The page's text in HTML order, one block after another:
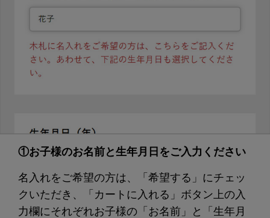
①お子様のお名前と生年月日をご入力ください
名入れをご希望の方は、「希望する」にチェッ
クいただき、「カートに入れる」ボタン上の入
力欄にそれぞれお子様の「お名前」と「生年月